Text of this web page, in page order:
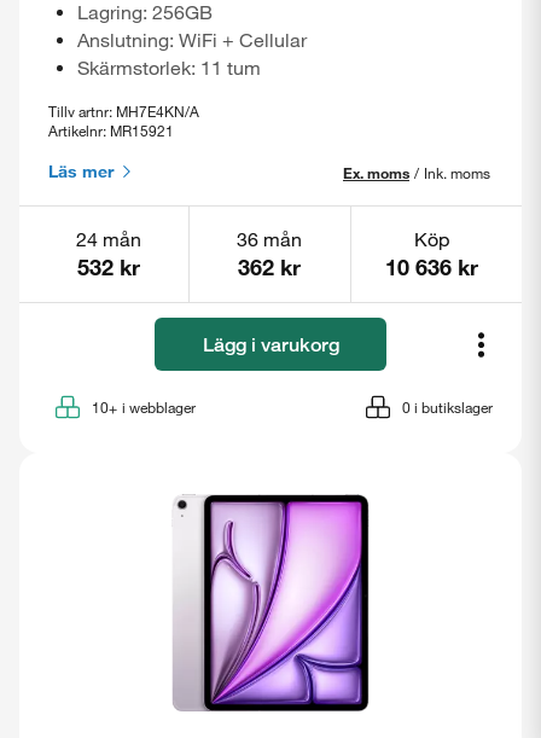
Lagring: 256GB
Anslutning: WiFi + Cellular
Skärmstorlek: 11 tum
Tillv artnr: MH7E4KN/A
Artikelnr: MR15921
Läs mer Ex. moms / Ink. moms
24 mån
532 kr
36 mån
362 kr
Köp
10 636 kr
Lägg i varukorg
10+ i webblager 0 i butikslager